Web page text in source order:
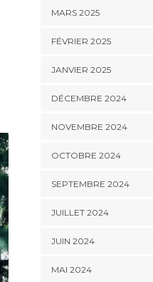
MARS 2025
FÉVRIER 2025
JANVIER 2025
DÉCEMBRE 2024
NOVEMBRE 2024
OCTOBRE 2024
SEPTEMBRE 2024
JUILLET 2024
JUIN 2024
MAI 2024